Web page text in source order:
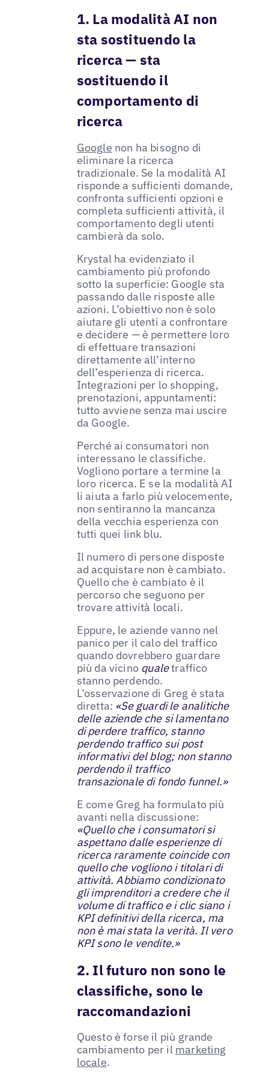
1. La modalità AI non
sta sostituendo la
ricerca — sta
sostituendo il
comportamento di
ricerca
Google non ha bisogno di
eliminare la ricerca
tradizionale. Se la modalità AI
risponde a sufficienti domande,
confronta sufficienti opzioni e
completa sufficienti attività, il
comportamento degli utenti
cambierà da solo.
Krystal ha evidenziato il
cambiamento più profondo
sotto la superficie: Google sta
passando dalle risposte alle
azioni. L’obiettivo non è solo
aiutare gli utenti a confrontare
e decidere — è permettere loro
di effettuare transazioni
direttamente all’interno
dell’esperienza di ricerca.
Integrazioni per lo shopping,
prenotazioni, appuntamenti:
tutto avviene senza mai uscire
da Google.
Perché ai consumatori non
interessano le classifiche.
Vogliono portare a termine la
loro ricerca. E se la modalità AI
li aiuta a farlo più velocemente,
non sentiranno la mancanza
della vecchia esperienza con
tutti quei link blu.
Il numero di persone disposte
ad acquistare non è cambiato.
Quello che è cambiato è il
percorso che seguono per
trovare attività locali.
Eppure, le aziende vanno nel
panico per il calo del traffico
quando dovrebbero guardare
più da vicino qualetraffico
stanno perdendo.
L’osservazione di Greg è stata
diretta: «Se guardi le analitiche
delle aziende che si lamentano
di perdere traffico, stanno
perdendo traffico sui post
informativi del blog; non stanno
perdendo il traffico
transazionale di fondo funnel.»
E come Greg ha formulato più
avanti nella discussione:
«Quello che i consumatori si
aspettano dalle esperienze di
ricerca raramente coincide con
quello che vogliono i titolari di
attività. Abbiamo condizionato
gli imprenditori a credere che il
volume di traffico e i clic siano i
KPI definitivi della ricerca, ma
non è mai stata la verità. Il vero
KPI sono le vendite.»
2. Il futuro non sono le
classifiche, sono le
raccomandazioni
Questo è forse il più grande
cambiamento per il marketing
locale.